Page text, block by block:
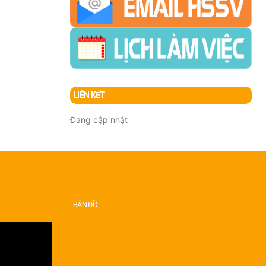
LIÊN KẾT
Đang cập nhật
BẢN ĐỒ